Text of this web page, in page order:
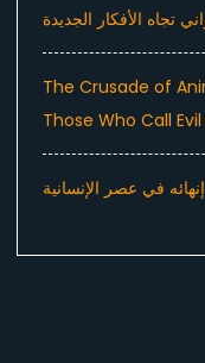
تجاه الأفكار الجديدة
The Crusade of
Those Who Call
في عصر الإنسانية